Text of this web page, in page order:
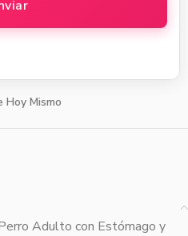
Hoy Mismo
Adulto con Estómago y